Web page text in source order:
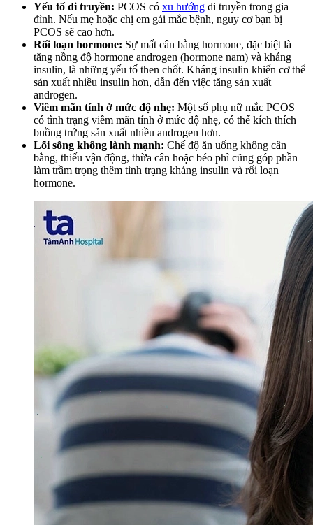
Yếu tố di truyền: PCOS có xu hướng di truyền trong gia
đình. Nếu mẹ hoặc chị em gái mắc bệnh, nguy cơ bạn bị
PCOS sẽ cao hơn.
Rối loạn hormone: Sự mất cân bằng hormone, đặc biệt là
tăng nồng độ hormone androgen (hormone nam) và kháng
insulin, là những yếu tố then chốt. Kháng insulin khiến cơ thể
sản xuất nhiều insulin hơn, dẫn đến việc tăng sản xuất
androgen.
Viêm mãn tính ở mức độ nhẹ: Một số phụ nữ mắc PCOS
có tình trạng viêm mãn tính ở mức độ nhẹ, có thể kích thích
buồng trứng sản xuất nhiều androgen hơn.
Lối sống không lành mạnh: Chế độ ăn uống không cân
bằng, thiếu vận động, thừa cân hoặc béo phì cũng góp phần
làm trầm trọng thêm tình trạng kháng insulin và rối loạn
hormone.